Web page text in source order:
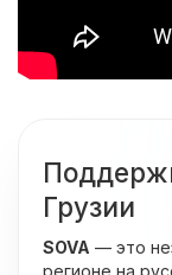
Грузии
SOVA — это
регионе на